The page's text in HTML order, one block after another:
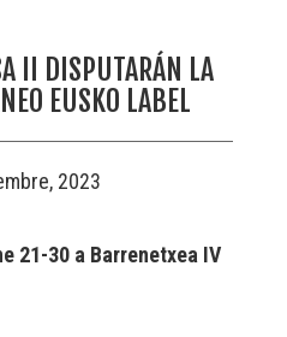
II DISPUTARÁN LA
EUSKO LABEL
2023
21-30 a Barrenetxea IV